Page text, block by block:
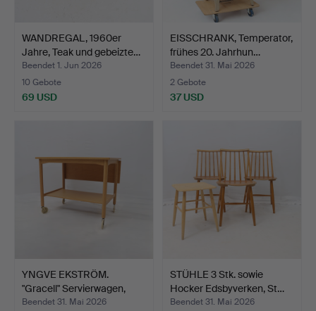
WANDREGAL, 1960er
Jahre, Teak und gebeizte…
Beendet 1. Jun 2026
10 Gebote
69 USD
EISSCHRANK, Temperator,
frühes 20. Jahrhun…
Beendet 31. Mai 2026
2 Gebote
37 USD
YNGVE EKSTRÖM.
"Gracell" Servierwagen,
Eic…
Beendet 31. Mai 2026
STÜHLE 3 Stk. sowie
Hocker Edsbyverken, St…
Beendet 31. Mai 2026